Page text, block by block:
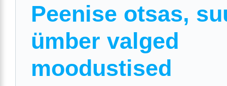
Peenise otsas,
ümber valged
moodustised